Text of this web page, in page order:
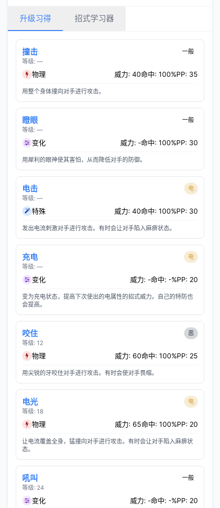
升级习得 招式学习器
撞击
等级: —
一般
物理 威力: 40命中: 100%PP: 35
用整个身体撞向对手进行攻击。
瞪眼
等级: —
一般
变化 威力: -命中: 100%PP: 30
用犀利的眼神使其害怕，从而降低对手的防御。
电击
等级: —
电
特殊 威力: 40命中: 100%PP: 30
发出电流刺激对手进行攻击。有时会让对手陷入麻痹状态。
充电
等级: —
电
变化 威力: -命中: -%PP: 20
变为充电状态，提高下次使出的电属性的招式威力。自己的特防也
会提高。
咬住
等级: 12
恶
物理 威力: 60命中: 100%PP: 25
用尖锐的牙咬住对手进行攻击。有时会使对手畏缩。
电光
等级: 18
电
物理 威力: 65命中: 100%PP: 20
让电流覆盖全身，猛撞向对手进行攻击。有时会让对手陷入麻痹状
态。
吼叫
等级: 24
一般
变化 威力: -命中: -%PP: 20